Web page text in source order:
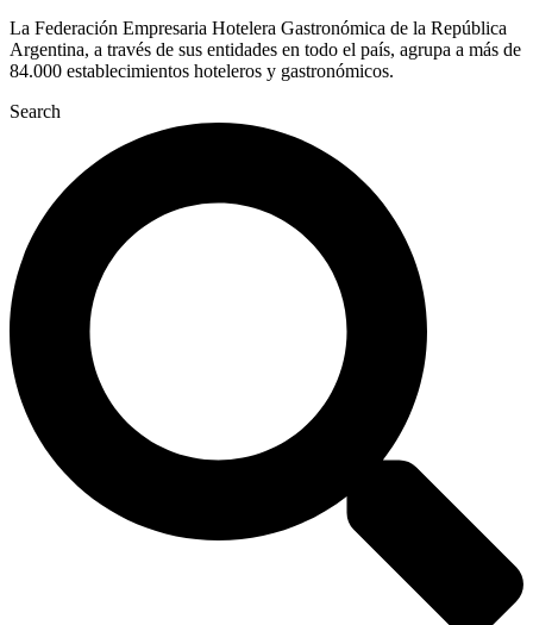
La Federación Empresaria Hotelera Gastronómica de la República
Argentina, a través de sus entidades en todo el país, agrupa a más de
84.000 establecimientos hoteleros y gastronómicos.
Search